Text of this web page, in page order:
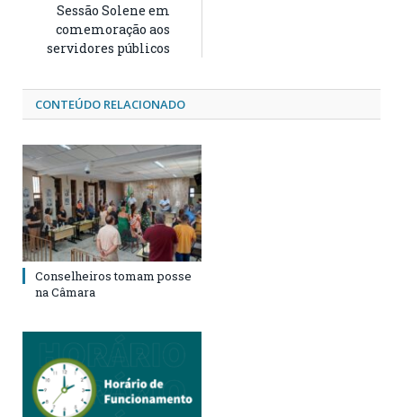
Sessão Solene em
comemoração aos
servidores públicos
CONTEÚDO RELACIONADO
Conselheiros tomam posse
na Câmara